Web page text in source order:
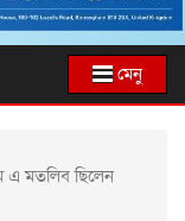
মেনু
এ মতলিব ছিলেন